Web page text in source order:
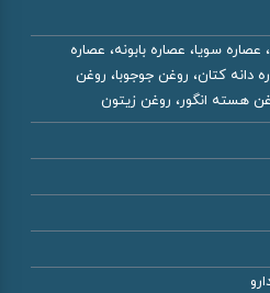
عصاره سویا، عصاره بابونه، عصاره
دانه کتان، روغن جوجوبا، روغن
هسته انگور، روغن زیتون